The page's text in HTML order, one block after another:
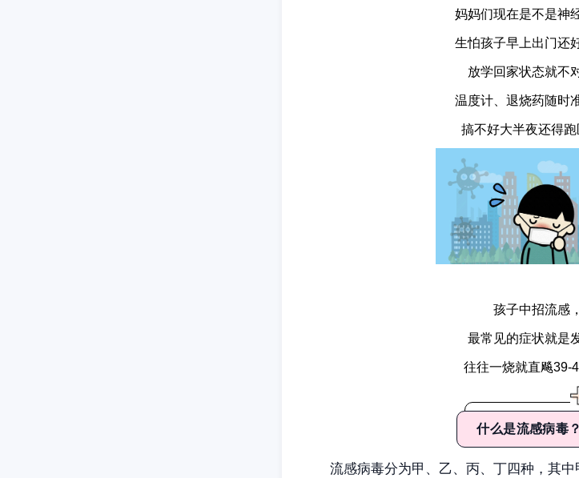
妈妈们现在是不是神
生怕孩子早上出门还
放学回家状态就不
温度计、退烧药随时
搞不好大半夜还得跑
孩子中招流感，
最常见的症状就是
往往一烧就直飚39-
什么是流感病毒？
流感病毒分为甲、乙、丙、丁四种，其